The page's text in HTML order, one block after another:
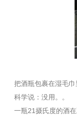
把酒瓶包裹在湿毛巾
科学说：没用。。
一瓶21摄氏度的酒在